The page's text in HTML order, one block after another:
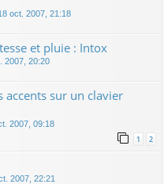
oct. 2007, 21:18
et pluie : Intox
2007, 20:20
sur un clavier
2007, 09:18
1 2
2007, 22:21